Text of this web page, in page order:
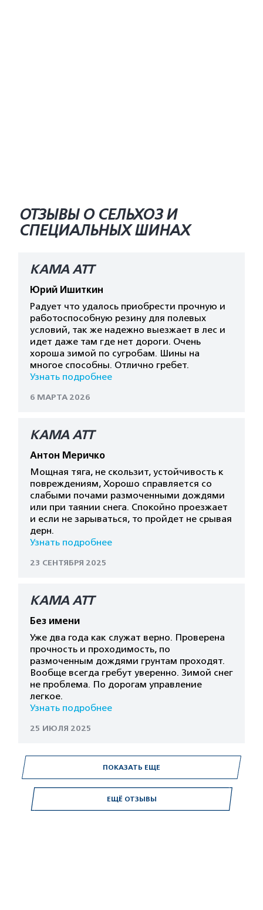
ЕЩЁ ОТЗЫВЫ
ОТЗЫВЫ О СЕЛЬХОЗ И
СПЕЦИАЛЬНЫХ ШИНАХ
КАМА АТТ
Юрий Ишиткин
Радует что удалось приобрести прочную и
работоспособную резину для полевых
условий, так же надежно выезжает в лес и
идет даже там где нет дороги. Очень
хороша зимой по сугробам. Шины на
многое способны. Отлично гребет.
Узнать подробнее
6 МАРТА 2026
КАМА АТТ
Антон Меричко
Мощная тяга, не скользит, устойчивость к
повреждениям, Хорошо справляется со
слабыми почами размоченными дождями
или при таянии снега. Спокойно проезжает
и если не зарываться, то пройдет не срывая
дерн.
Узнать подробнее
23 СЕНТЯБРЯ 2025
КАМА АТТ
Без имени
Уже два года как служат верно. Проверена
прочность и проходимость, по
размоченным дождями грунтам проходят.
Вообще всегда гребут уверенно. Зимой снег
не проблема. По дорогам управление
легкое.
Узнать подробнее
25 ИЮЛЯ 2025
ПОКАЗАТЬ ЕЩЕ